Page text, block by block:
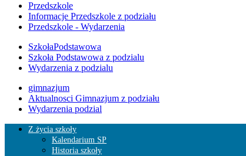
Przedszkole
Informacje Przedszkole z podziału
Przedszkole - Wydarzenia
SzkołaPodstawowa
Szkoła Podstawowa z podzialu
Wydarzenia z podzialu
gimnazjum
Aktualnosci Gimnazjum z podziału
Wydarzenia podzial
Z życia szkoły
Kalendarium SP
Historia szkoły